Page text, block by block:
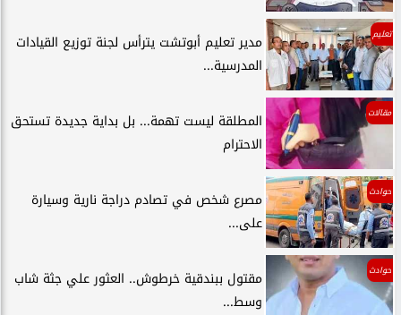
تعليم
مدير تعليم أبوتشت يترأس لجنة توزيع القيادات
المدرسية...
مقالات
المطلقة ليست تهمة... بل بداية جديدة تستحق
الاحترام
حوادث
مصرع شخص في تصادم دراجة نارية وسيارة
على...
حوادث
مقتول ببندقية خرطوش.. العثور علي جثة شاب
وسط...